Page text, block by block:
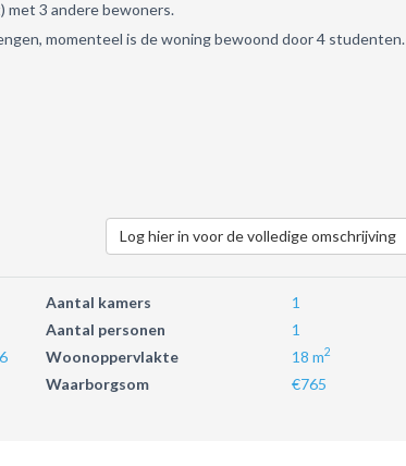
met 3 andere bewoners.
momenteel is de woning bewoond door 4 studenten.
Log hier in voor de volledige omschrijving
Aantal kamers
1
Aantal personen
1
Woonoppervlakte 18 m2
Waarborgsom €765